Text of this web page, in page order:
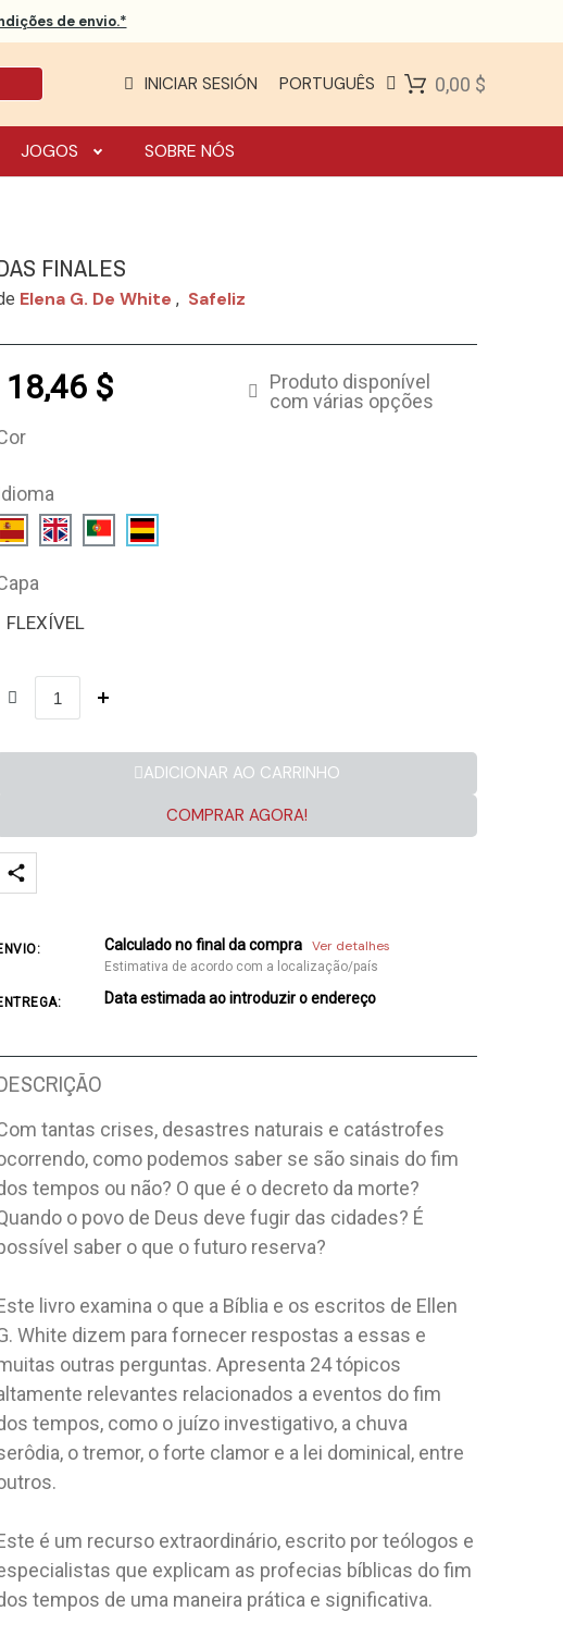
de envio.*
INICIAR SESIÓN PORTUGUÊS 0,00 $
JOGOS SOBRE NÓS
DE 10 JOGOS
No Especificado
Autor:Vinicius A. Miranda
Em O Legado dos Reformadores ,
você é transportado para um período
FINALES
Elena G. De White , Safeliz
18,46 $
Produto disponível
com várias opções
FLEXÍVEL
ADICIONAR AO CARRINHO
COMPRAR AGORA!
Calculado no final da compra Ver detalhes
Estimativa de acordo com a localização/país
Data estimada ao introduzir o endereço
tantas crises, desastres naturais e catástrofes
como podemos saber se são sinais do fim
tempos ou não? O que é o decreto da morte?
o povo de Deus deve fugir das cidades? É
saber o que o futuro reserva?
livro examina o que a Bíblia e os escritos de Ellen
White dizem para fornecer respostas a essas e
outras perguntas. Apresenta 24 tópicos
relevantes relacionados a eventos do fim
tempos, como o juízo investigativo, a chuva
o tremor, o forte clamor e a lei dominical, entre
é um recurso extraordinário, escrito por teólogos e
que explicam as profecias bíblicas do fim
tempos de uma maneira prática e significativa.